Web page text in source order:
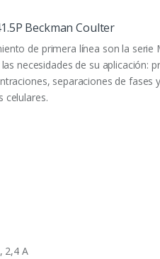
Beckman Coulter
de primera línea son la serie
necesidades de su aplicación:
separaciones de fases
celulares.
2,4 A